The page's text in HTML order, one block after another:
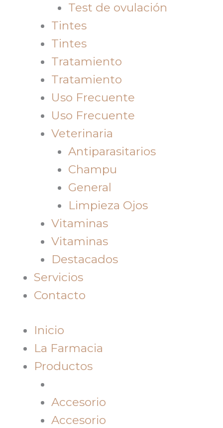
Test de ovulación
Tintes
Tintes
Tratamiento
Tratamiento
Uso Frecuente
Uso Frecuente
Veterinaria
Antiparasitarios
Champu
General
Limpieza Ojos
Vitaminas
Vitaminas
Destacados
Servicios
Contacto
Inicio
La Farmacia
Productos
Accesorio
Accesorio